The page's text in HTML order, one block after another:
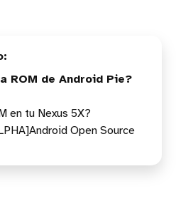
ROM de Android Pie?
en tu Nexus 5X?
Open Source